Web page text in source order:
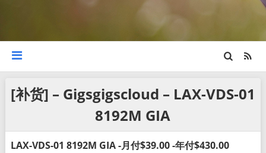
[补货] – Gigsgigscloud – LAX-VDS-01
8192M GIA
LAX-VDS-01 8192M GIA -月付$39.00 -年付$430.00